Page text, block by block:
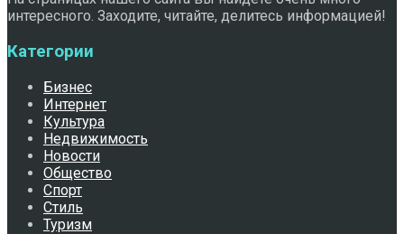
интересного. Заходите, читайте, делитесь информацией!
Категории
Бизнес
Интернет
Культура
Недвижимость
Новости
Общество
Спорт
Стиль
Туризм